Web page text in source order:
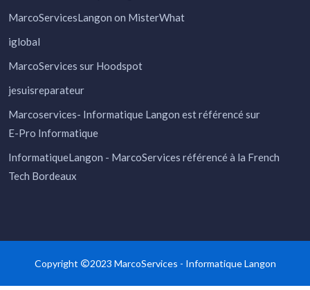
MarcoServicesLangon on MisterWhat
iglobal
MarcoServices sur Hoodspot
jesuisreparateur
Marcoservices- Informatique Langon est référencé sur
E-Pro Informatique
InformatiqueLangon - MarcoServices référencé à la French
Tech Bordeaux
Copyright 2023 MarcoServices - Informatique Langon